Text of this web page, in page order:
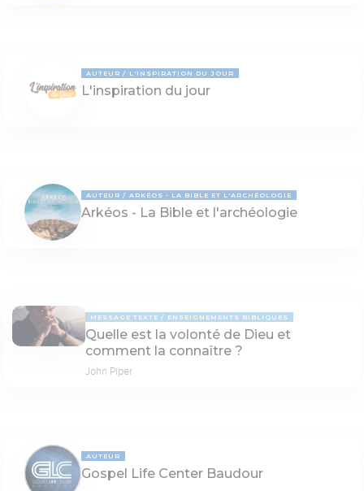
AUTEUR L'INSPIRATION DU JOUR
L'inspiration du jour
AUTEUR ARKÉOS - LA BIBLE ET L'ARCHÉOLOGIE
Arkéos - La Bible et l'archéologie
MESSAGE TEXTE ENSEIGNEMENTS BIBLIQUES
Quelle est la volonté de Dieu et
comment la connaître ?
John Piper
AUTEUR
Gospel Life Center Baudour